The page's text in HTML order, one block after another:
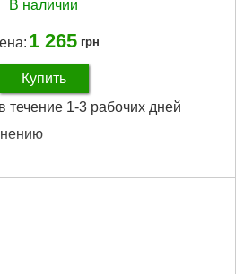
В наличии
1 265 грн
Купить
течение 1-3 рабочих дней